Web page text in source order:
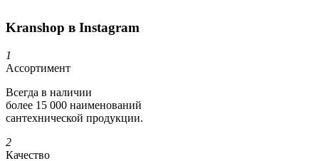
Kranshop в Instagram
1
Ассортимент
Всегда в наличии
более 15 000 наименований
сантехнической продукции.
2
Качество